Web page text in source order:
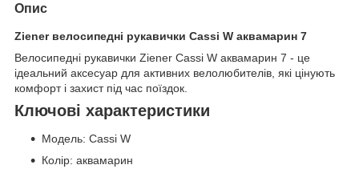
Опис
Ziener велосипедні рукавички Cassi W аквамарин 7
Велосипедні рукавички Ziener Cassi W аквамарин 7 - це
ідеальний аксесуар для активних велолюбителів, які цінують
комфорт і захист під час поїздок.
Ключові характеристики
Модель: Cassi W
Колір: аквамарин